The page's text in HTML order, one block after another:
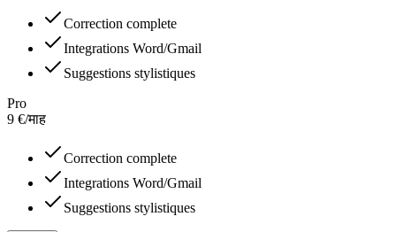
Correction complete
Integrations Word/Gmail
Suggestions stylistiques
Pro
9 €/माह
Correction complete
Integrations Word/Gmail
Suggestions stylistiques